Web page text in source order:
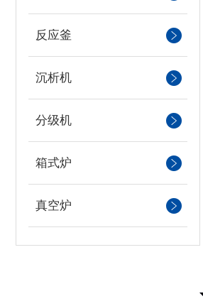
反应釜
沉析机
分级机
箱式炉
真空炉